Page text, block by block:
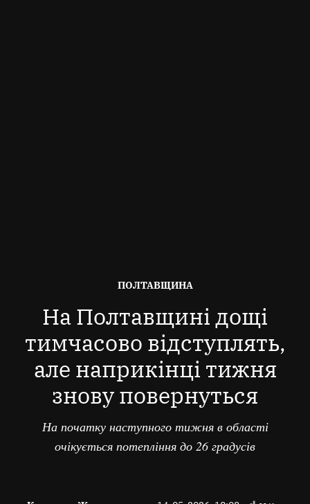
ОПУБЛІКОВАНО
ПОЛТАВЩИНА
На Полтавщині дощі
тимчасово відступлять,
але наприкінці тижня
знову повернуться
На початку наступного тижня в області
очікується потепління до 26 градусів